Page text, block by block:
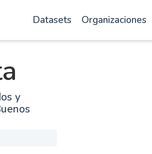
Datasets Organizaciones
y